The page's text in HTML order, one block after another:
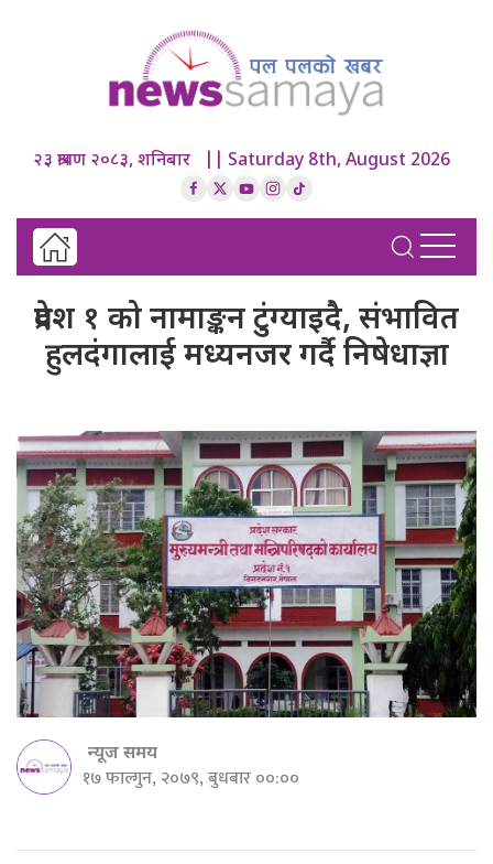
२३ श्रावण २०८३, शनिबार || Saturday 8th, August 2026
प्रदेश १ को नामाङ्कन टुंग्याइदै, संभावित
हुलदंगालाई मध्यनजर गर्दै निषेधाज्ञा
न्यूज समय
१७ फाल्गुन, २०७९, बुधबार ००:००